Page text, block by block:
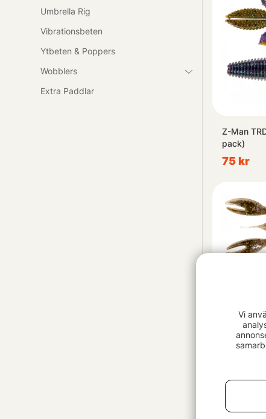
Umbrella Rig
Vibrationsbeten
Ytbeten & Poppers
Wobblers
Extra Paddlar
Z-Man
pack)
75 kr
Z-man
pack)
Vi